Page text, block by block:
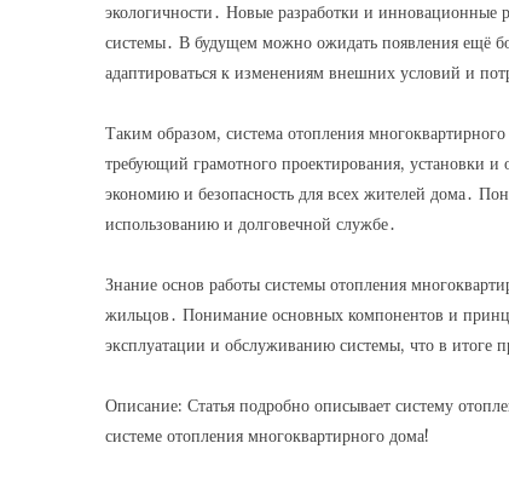
экологичности․ Новые разработки и инновационные
системы․ В будущем можно ожидать появления ещё
адаптироваться к изменениям внешних условий и
Таким образом, система отопления
требующий грамотного проектирования, установки
экономию и безопасность для всех жителей дома․
использованию и долговечной службе․
Знание основ работы системы отопления
жильцов․ Понимание основных компонентов и
эксплуатации и обслуживанию системы, что в итоге
Описание: Статья подробно описывает систему
системе отопления многоквартирного дома!